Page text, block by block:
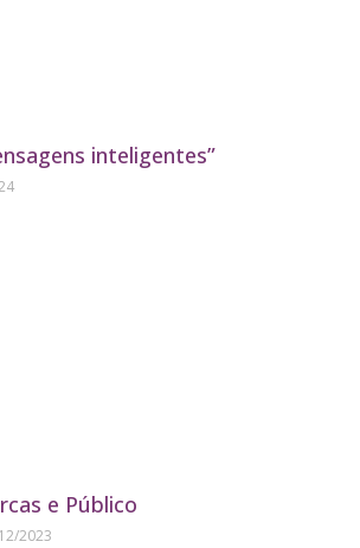
inteligentes”
e Público
2023